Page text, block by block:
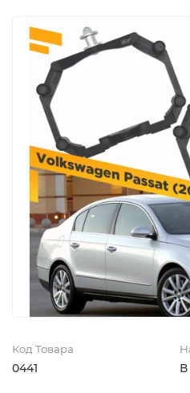
Код Товара
0441